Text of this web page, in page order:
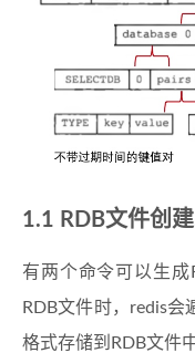
RDB文件创建
有两个命令可以生成
RDB文件时，redis
格式存储到RDB文件中